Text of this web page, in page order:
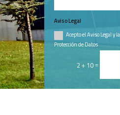
Aviso Legal
Acepto el Aviso Legal y
Protección de Datos
2 + 10=